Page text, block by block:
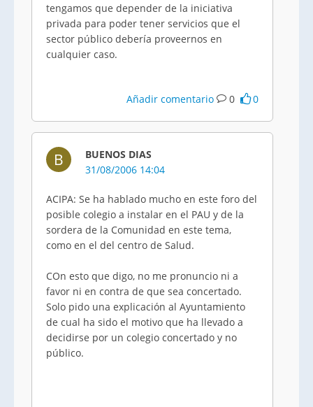
tengamos que depender de la iniciativa
privada para poder tener servicios que el
sector público debería proveernos en
cualquier caso.
Añadir comentario 0 0
B
BUENOS DIAS
31/08/2006 14:04
ACIPA: Se ha hablado mucho en este foro del
posible colegio a instalar en el PAU y de la
sordera de la Comunidad en este tema,
como en el del centro de Salud.
COn esto que digo, no me pronuncio ni a
favor ni en contra de que sea concertado.
Solo pido una explicación al Ayuntamiento
de cual ha sido el motivo que ha llevado a
decidirse por un colegio concertado y no
público.